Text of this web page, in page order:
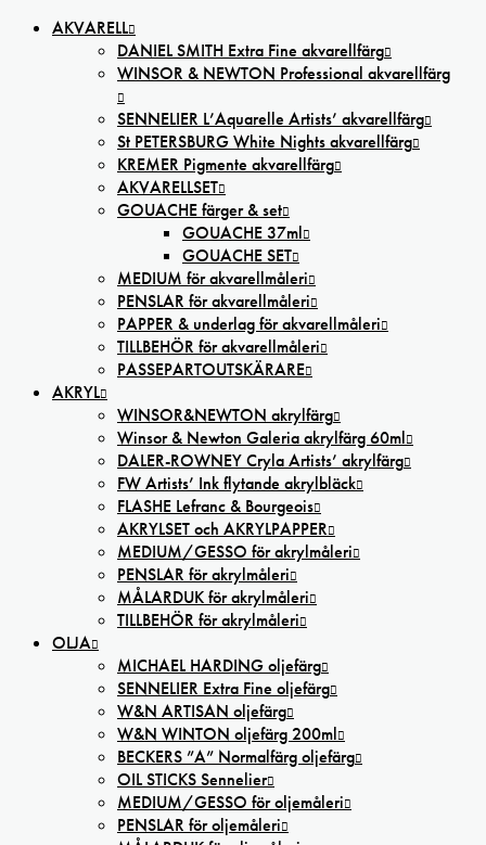
AKVARELL
DANIEL SMITH Extra Fine akvarellfärg
WINSOR & NEWTON Professional akvarellfärg
SENNELIER L’Aquarelle Artists’ akvarellfärg
St PETERSBURG White Nights akvarellfärg
KREMER Pigmente akvarellfärg
AKVARELLSET
GOUACHE färger & set
GOUACHE 37ml
GOUACHE SET
MEDIUM för akvarellmåleri
PENSLAR för akvarellmåleri
PAPPER & underlag för akvarellmåleri
TILLBEHÖR för akvarellmåleri
PASSEPARTOUTSKÄRARE
AKRYL
WINSOR&NEWTON akrylfärg
Winsor & Newton Galeria akrylfärg 60ml
DALER-ROWNEY Cryla Artists’ akrylfärg
FW Artists’ Ink flytande akrylbläck
FLASHE Lefranc & Bourgeois
AKRYLSET och AKRYLPAPPER
MEDIUM/GESSO för akrylmåleri
PENSLAR för akrylmåleri
MÅLARDUK för akrylmåleri
TILLBEHÖR för akrylmåleri
OLJA
MICHAEL HARDING oljefärg
SENNELIER Extra Fine oljefärg
W&N ARTISAN oljefärg
W&N WINTON oljefärg 200ml
BECKERS ”A” Normalfärg oljefärg
OIL STICKS Sennelier
MEDIUM/GESSO för oljemåleri
PENSLAR för oljemåleri